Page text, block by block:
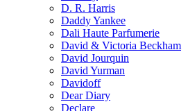
D. R. Harris
Daddy Yankee
Dali Haute Parfumerie
David & Victoria Beckham
David Jourquin
David Yurman
Davidoff
Dear Diary
Declare